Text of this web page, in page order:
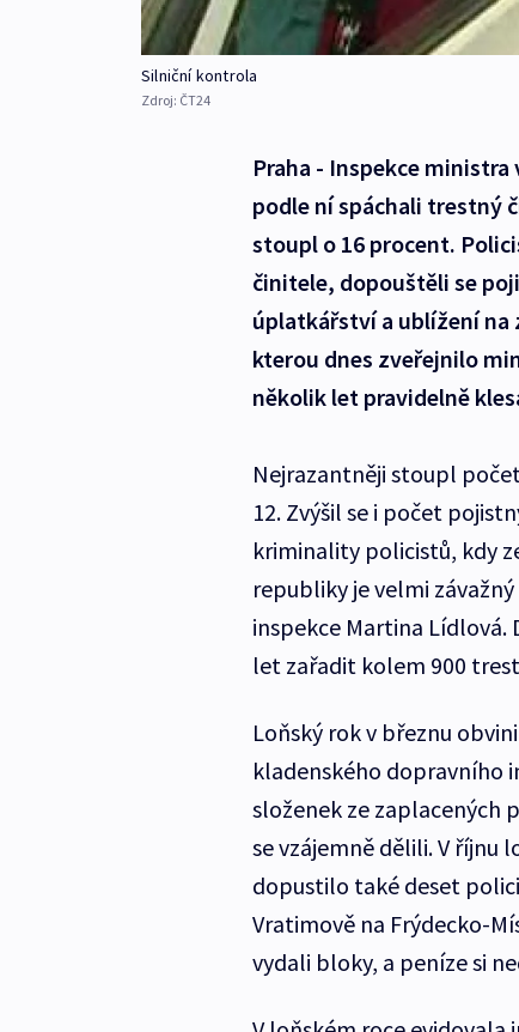
Silniční kontrola
Zdroj: ČT24
Praha - Inspekce
podle ní spáchali trestný
stoupl o 16 procent.
činitele, dopouštěli se
úplatkářství a ublížení
kterou dnes zveřejnilo
několik let pravidelně
Nejrazantněji stoupl
12. Zvýšil se i počet
kriminality policistů, kdy
republiky je velmi
inspekce Martina
let zařadit kolem 900
Loňský rok v březnu
kladenského dopravního
složenek ze zaplacených
se vzájemně dělili. V říjnu
dopustilo také deset
Vratimově na Frýdecko-
vydali bloky, a peníze si